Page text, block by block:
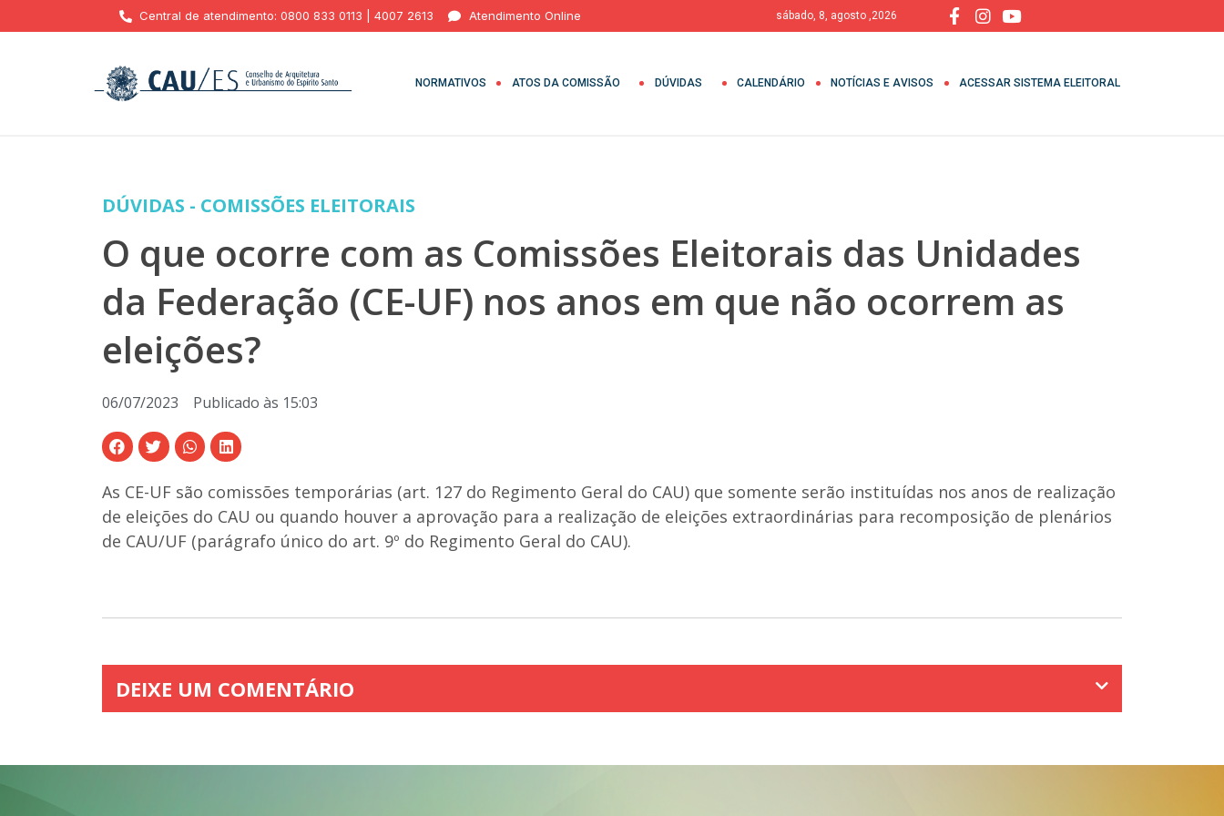
Central de atendimento: 0800 833 0113 | 4007 2613 Atendimento Online sábado, 8, agosto ,2026
NORMATIVOS ATOS DA COMISSÃO DÚVIDAS CALENDÁRIO NOTÍCIAS E AVISOS ACESSAR SISTEMA ELEITORAL
DÚVIDAS - COMISSÕES ELEITORAIS
O que ocorre com as Comissões Eleitorais das Unidades
da Federação (CE-UF) nos anos em que não ocorrem as
eleições?
06/07/2023 Publicado às 15:03
As CE-UF são comissões temporárias (art. 127 do Regimento Geral do CAU) que somente serão instituídas nos anos de realização
de eleições do CAU ou quando houver a aprovação para a realização de eleições extraordinárias para recomposição de plenários
de CAU/UF (parágrafo único do art. 9º do Regimento Geral do CAU).
DEIXE UM COMENTÁRIO